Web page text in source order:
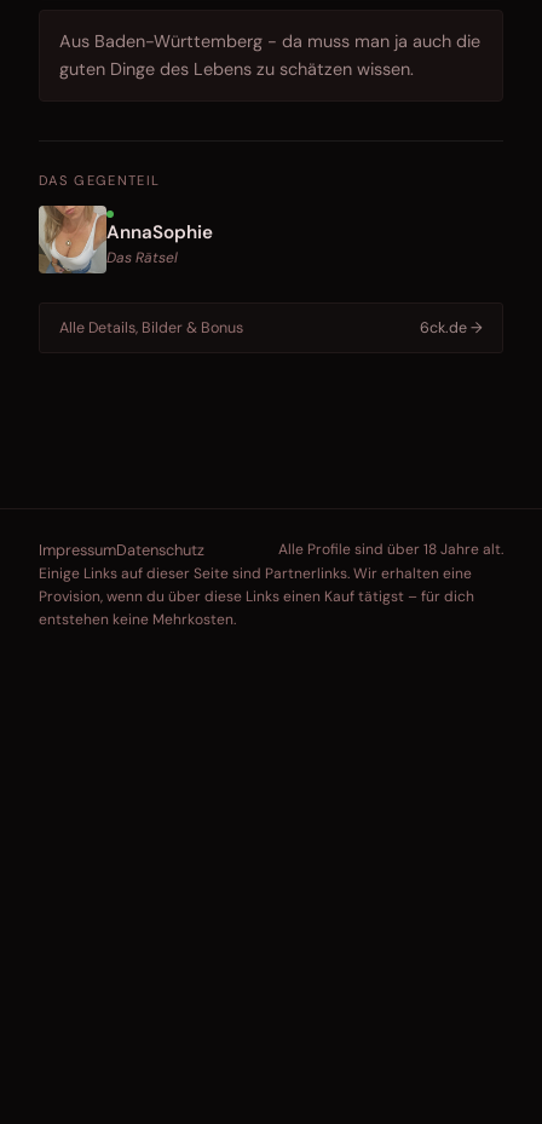
Aus Baden-Württemberg - da muss man ja auch die
guten Dinge des Lebens zu schätzen wissen.
DAS GEGENTEIL
AnnaSophie
Das Rätsel
Alle Details, Bilder & Bonus 6ck.de →
ImpressumDatenschutz
Alle Profile sind über 18 Jahre alt.
Einige Links auf dieser Seite sind Partnerlinks. Wir erhalten eine
Provision, wenn du über diese Links einen Kauf tätigst – für dich
entstehen keine Mehrkosten.